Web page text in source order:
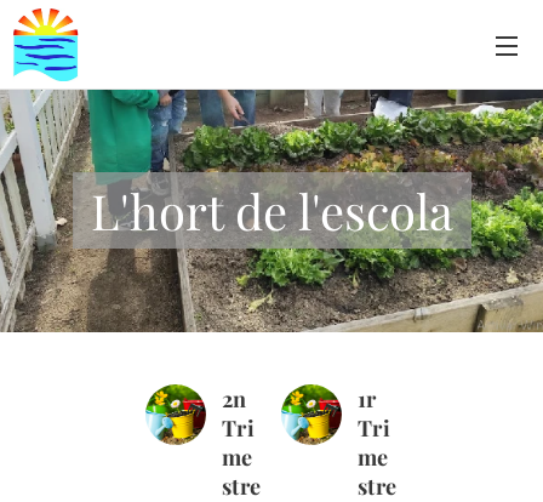
L'hort de l'escola
2n
Tri
me
stre
1r
Tri
me
stre